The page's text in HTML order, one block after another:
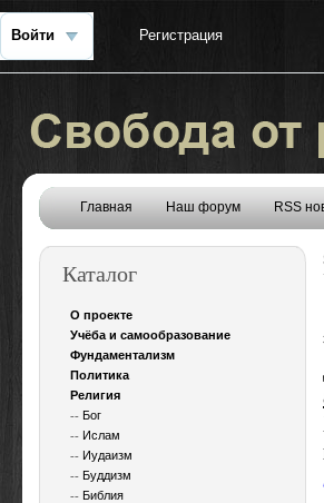
Войти Регистрация
Главная Наш форум RSS
Каталог
О проекте
Учёба и самообразование
Фундаментализм
Политика
Религия
-- Бог
-- Ислам
-- Иудаизм
-- Буддизм
-- Библия